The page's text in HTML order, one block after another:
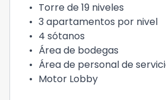
• Torre de 19 niveles
• 3 apartamentos por nivel
• 4 sótanos
• Área de bodegas
• Área de personal de
• Motor Lobby